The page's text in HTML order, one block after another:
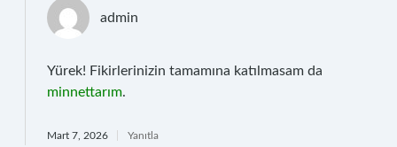
admin
Yürek! Fikirlerinizin tamamına katılmasam da
minnettarım.
Mart 7, 2026 Yanıtla